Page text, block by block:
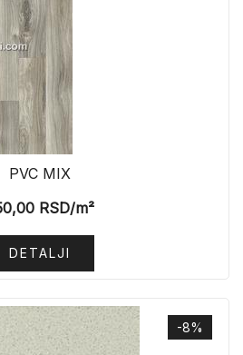
PVC MIX
RSD/m²
DETALJI
-8%